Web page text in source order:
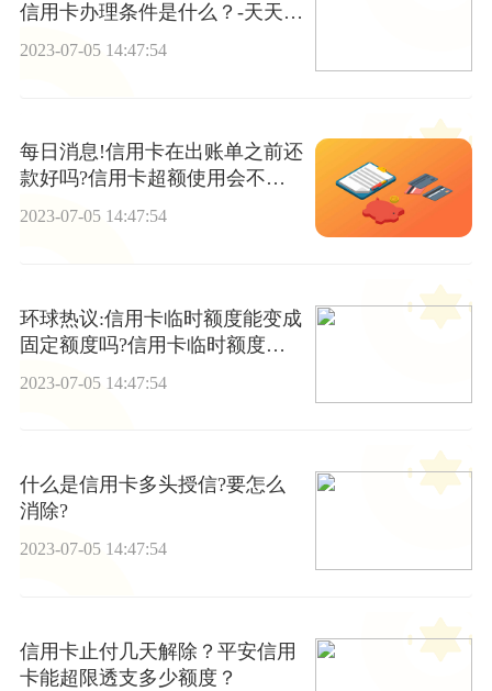
信用卡办理条件是什么？-天天快
报
2023-07-05 14:47:54
每日消息!信用卡在出账单之前还
款好吗?信用卡超额使用会不会
上征信?
2023-07-05 14:47:54
环球热议:信用卡临时额度能变成
固定额度吗?信用卡临时额度可
2023-07-05 14:47:54
什么是信用卡多头授信?要怎么
消除?
2023-07-05 14:47:54
信用卡止付几天解除？平安信用
卡能超限透支多少额度？